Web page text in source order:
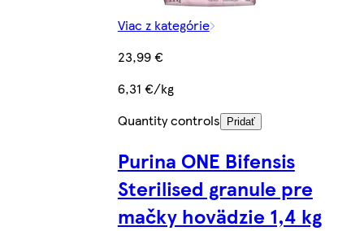
Viac z kategórie
23,99 €
6,31 €/kg
Quantity controls
Pridať
Purina ONE Bifensis
Sterilised granule pre
mačky hovädzie 1,4 kg